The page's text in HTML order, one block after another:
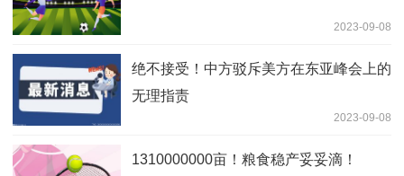
2023-09-08
绝不接受！中方驳斥美方在东亚峰会上的
无理指责
2023-09-08
1310000000亩！粮食稳产妥妥滴！